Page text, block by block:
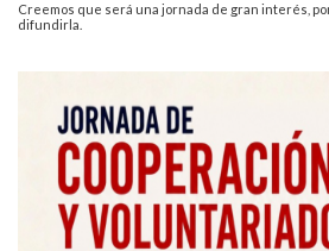
Creemos que será una jornada de gran interés,
difundirla.